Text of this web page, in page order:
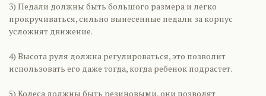
3) Педали должны быть большого размера и легко
прокручиваться, сильно вынесенные педали за корпус
усложнят движение.
4) Высота руля должна регулироваться, это позволит
использовать его даже тогда, когда ребенок подрастет.
5) Колеса должны быть резиновыми, они позволят